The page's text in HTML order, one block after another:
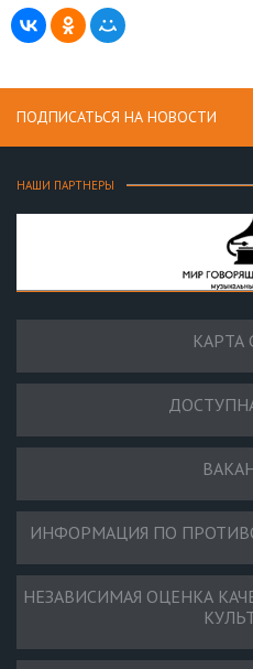
ПОДПИСАТЬСЯ НА НОВОСТИ
НАШИ ПАРТНЕРЫ
КАРТА
ИНФОРМАЦИЯ ПО
НЕЗАВИСИМАЯ ОЦЕНКА